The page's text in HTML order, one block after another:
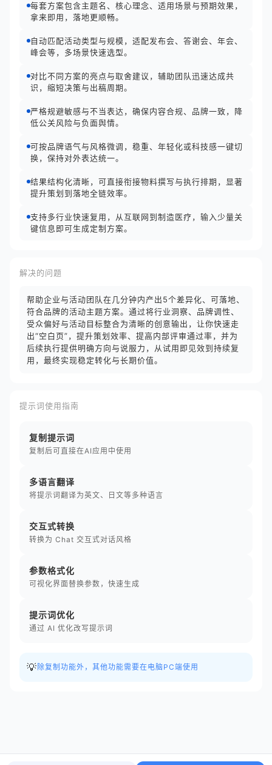
每套方案包含主题名、核心理念、适用场景与预期效果，
拿来即用，落地更顺畅。
自动匹配活动类型与规模，适配发布会、答谢会、年会、
峰会等，多场景快速选型。
对比不同方案的亮点与取舍建议，辅助团队迅速达成共
识，缩短决策与出稿周期。
严格规避敏感与不当表达，确保内容合规、品牌一致，降
低公关风险与负面舆情。
可按品牌语气与风格微调，稳重、年轻化或科技感一键切
换，保持对外表达统一。
结果结构化清晰，可直接衔接物料撰写与执行排期，显著
提升策划到落地全链效率。
支持多行业快速复用，从互联网到制造医疗，输入少量关
键信息即可生成定制方案。
解决的问题
帮助企业与活动团队在几分钟内产出5个差异化、可落地、
符合品牌的活动主题方案。通过将行业洞察、品牌调性、
受众偏好与活动目标整合为清晰的创意输出，让你快速走
出“空白页”，提升策划效率、提高内部评审通过率，并为
后续执行提供明确方向与说服力，从试用即见效到持续复
用，最终实现稳定转化与长期价值。
提示词使用指南
复制提示词
复制后可直接在AI应用中使用
多语言翻译
将提示词翻译为英文、日文等多种语言
交互式转换
转换为 Chat 交互式对话风格
参数格式化
可视化界面替换参数，快速生成
提示词优化
通过 AI 优化改写提示词
💡 除复制功能外，其他功能需要在电脑PC端使用